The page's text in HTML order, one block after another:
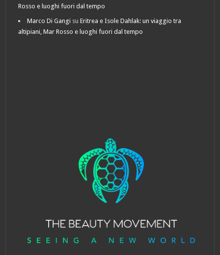
Rosso e luoghi fuori dal tempo
Marco Di Gangi suEritrea e Isole Dahlak: un viaggio tra
altipiani, Mar Rosso e luoghi fuori dal tempo